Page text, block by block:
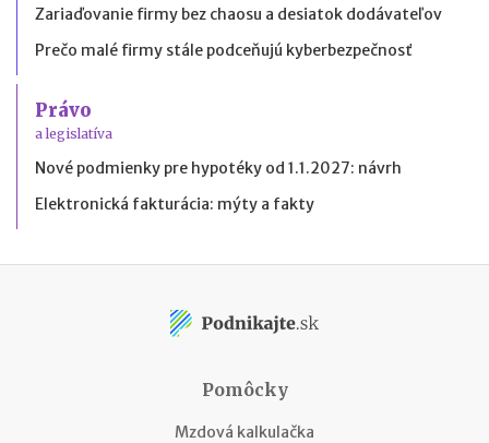
Zariaďovanie firmy bez chaosu a desiatok dodávateľov
Prečo malé firmy stále podceňujú kyberbezpečnosť
Právo
a legislatíva
Nové podmienky pre hypotéky od 1.1.2027: návrh
Elektronická fakturácia: mýty a fakty
Pomôcky
Mzdová kalkulačka